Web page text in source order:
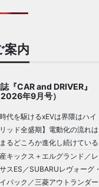
案内
『CAR and DRIVER』
2026年9月号）
時代を駆けるxEVは界隈はハイ
ッド全盛期】電動化の流れは
るどころか進化し続けている
キックス＋エルグランド／レ
スES／SUBARUレヴォーグ・
バック／三菱アウトランダー